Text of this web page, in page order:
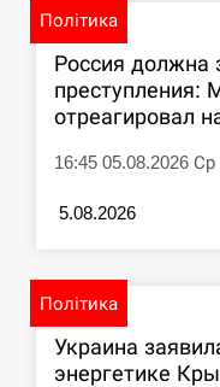
11:23
есть
Політика
Россия должна
преступления:
отреагировал
16:45 05.08.2026
5.08.2026
Політика
Украина
энергетике